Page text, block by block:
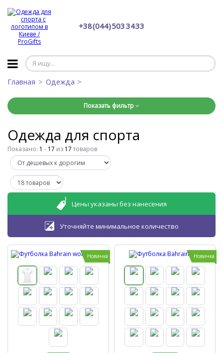
+38 (044) 503 34 33
Главная Одежда
Показать фильтр
Одежда для спорта
Показано: 1 - 17 из 17 товаров
Цены указаны без нанесения
Уточняйте минимальное количество
Новинка Новинка